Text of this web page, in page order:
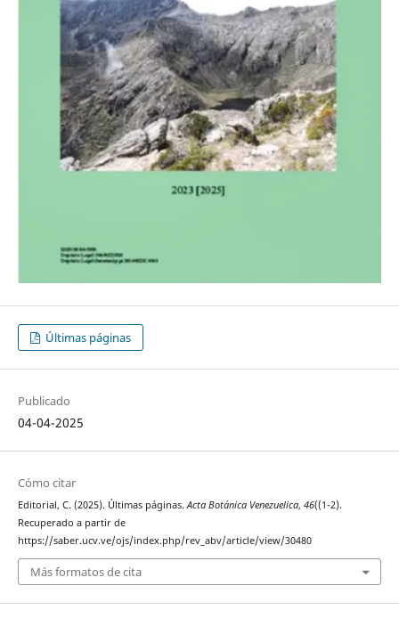
Últimas páginas
Publicado
04-04-2025
Cómo citar
Editorial, C. (2025). Últimas páginas. Acta Botánica Venezuelica, 46((1-2).
Recuperado a partir de
https://saber.ucv.ve/ojs/index.php/rev_abv/article/view/30480
Más formatos de cita